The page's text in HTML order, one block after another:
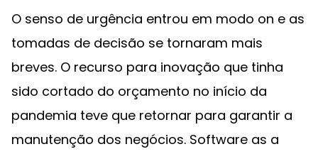
O senso de urgência entrou em modo on e as
tomadas de decisão se tornaram mais
breves. O recurso para inovação que tinha
sido cortado do orçamento no início da
pandemia teve que retornar para garantir a
manutenção dos negócios. Software as a